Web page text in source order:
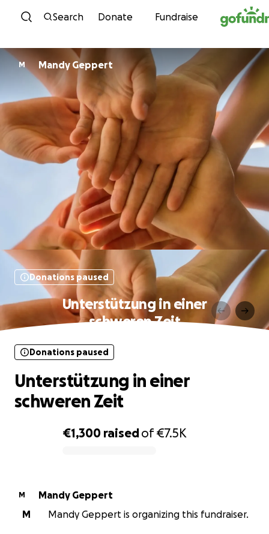
Skip to content
Search Donate Fundraise
M Mandy Geppert
Donations paused
Unterstützung in einer
schweren Zeit
€1,300 raisedof€7.5K
Donations paused
Unterstützung in einer
schweren Zeit
M
Mandy Geppert
M
Mandy Geppert is organizing this fundraiser.